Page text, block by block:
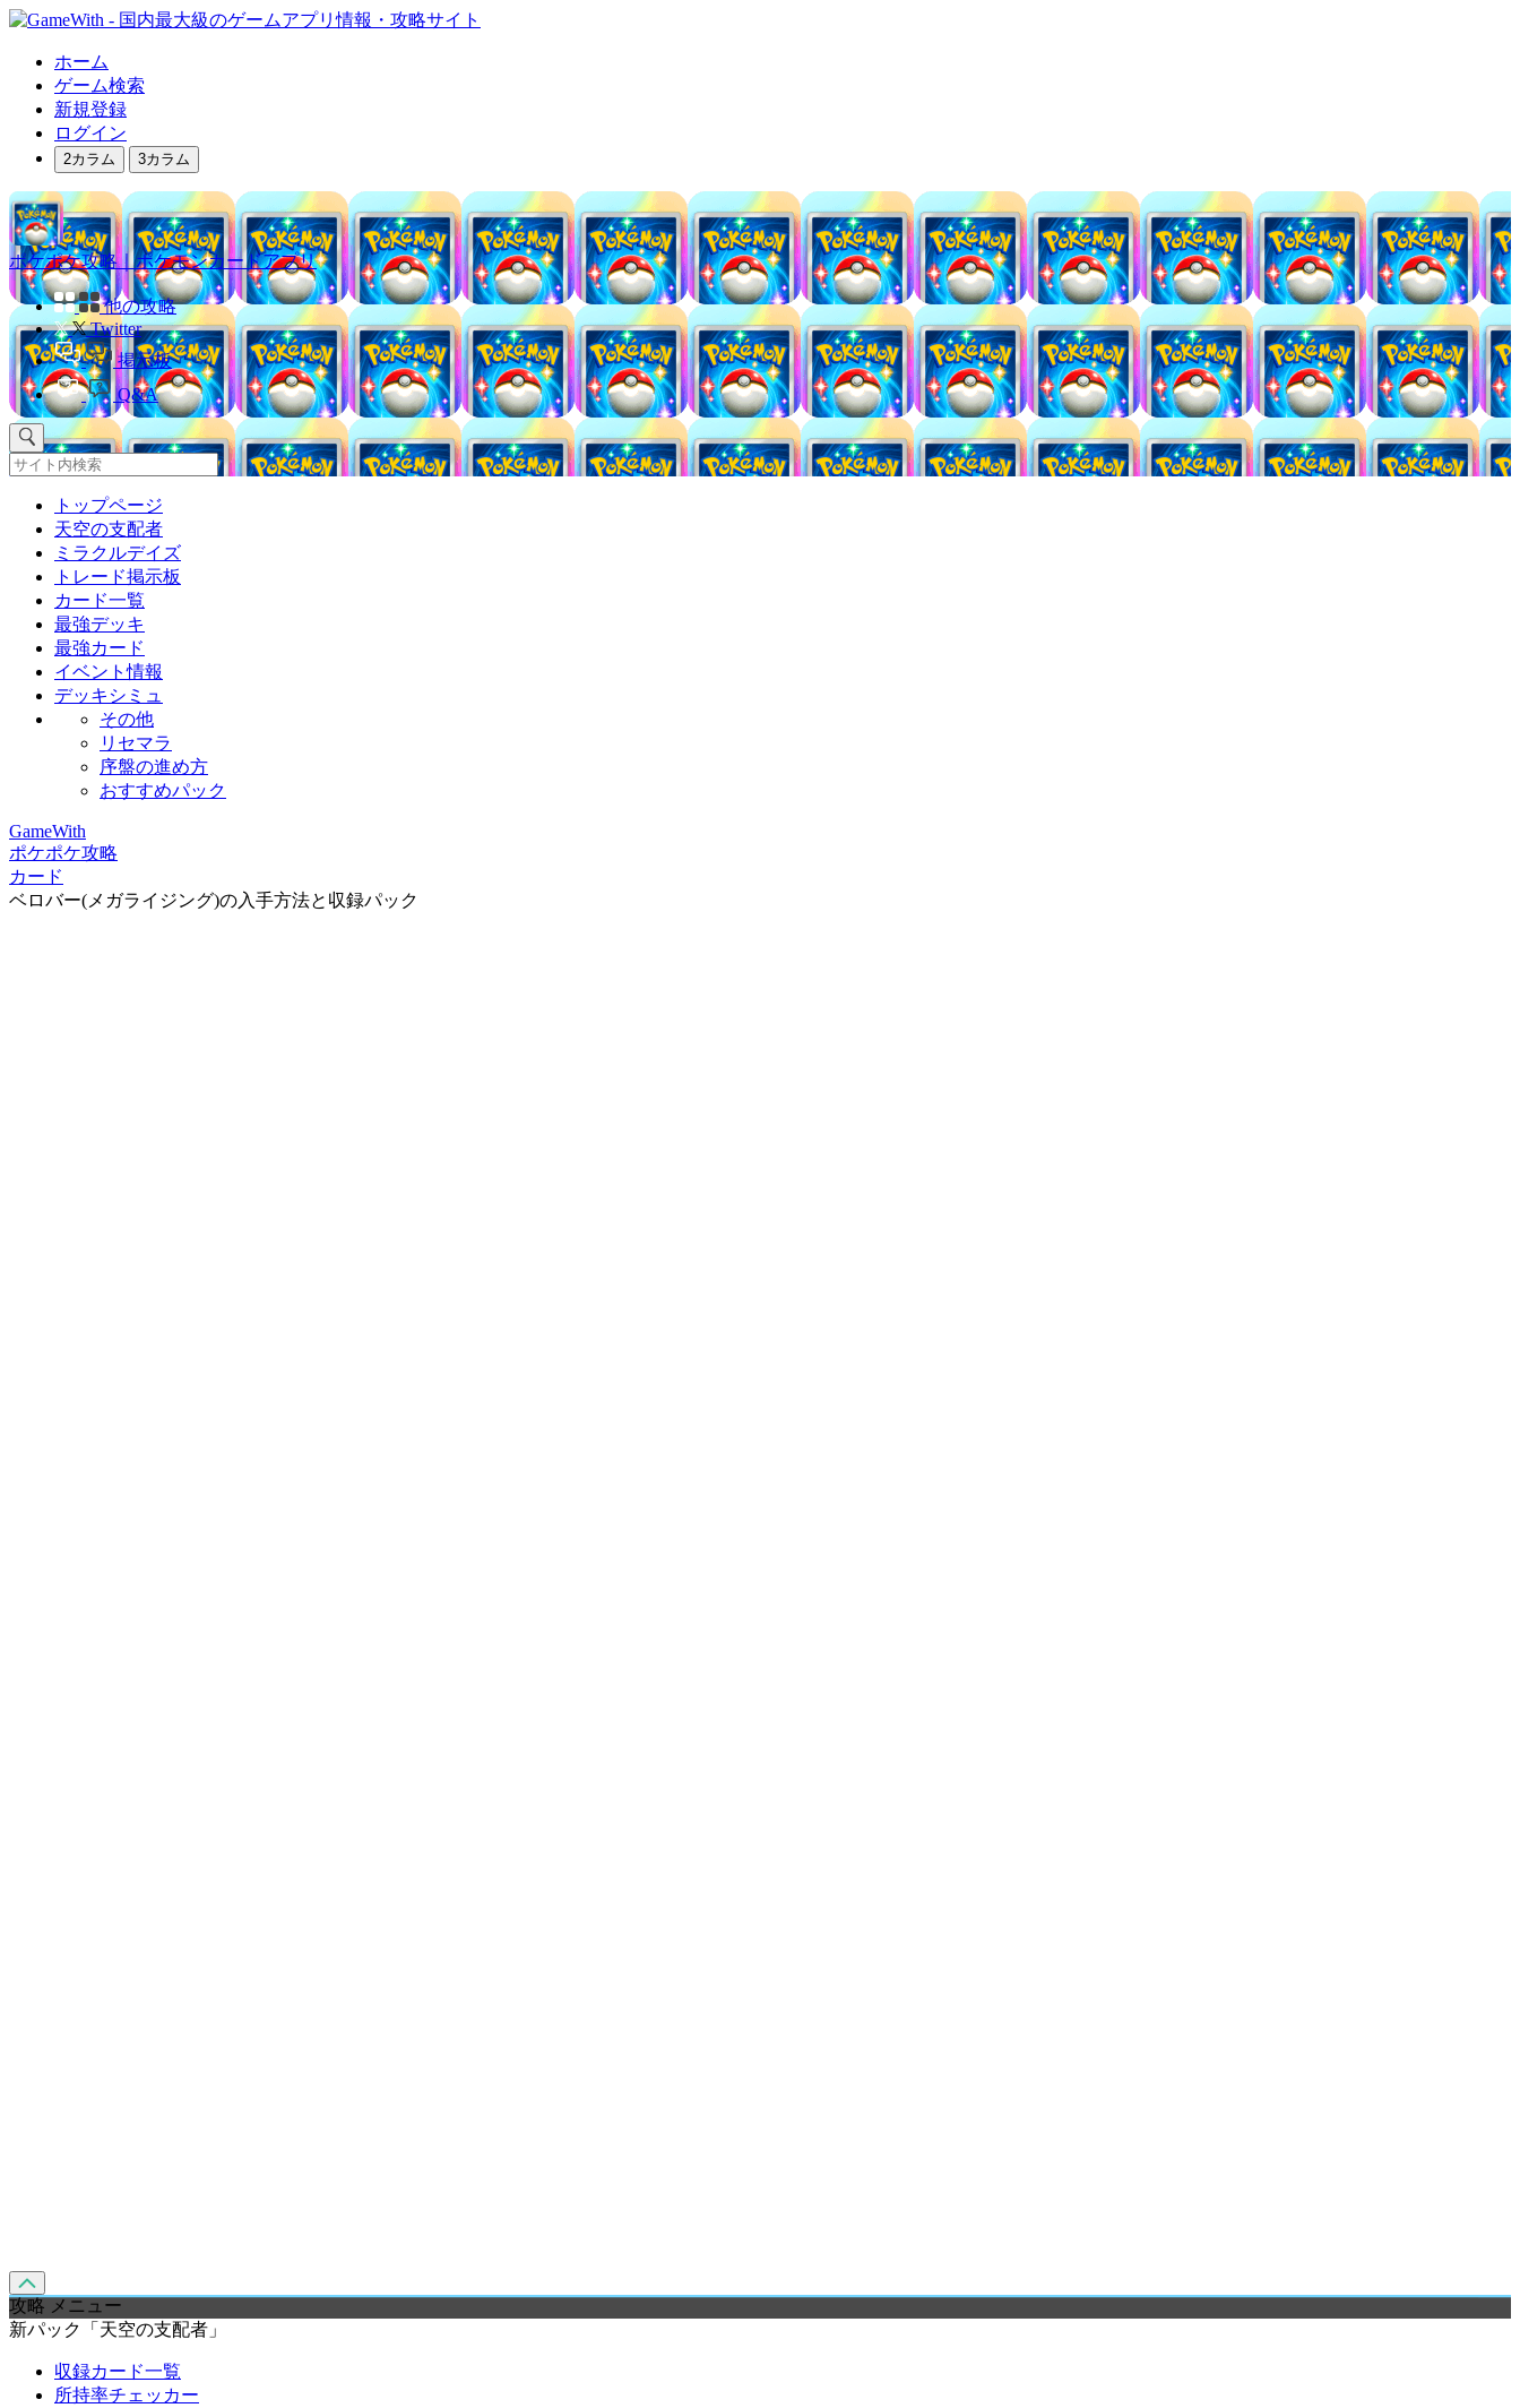
ホーム
ゲーム検索
新規登録
ログイン
2カラム 3カラム
ポケポケ攻略｜ポケモンカードアプリ
他の攻略
Twitter
掲示板
Q&A
トップページ
天空の支配者
ミラクルデイズ
トレード掲示板
カード一覧
最強デッキ
最強カード
イベント情報
デッキシミュ
その他
リセマラ
序盤の進め方
おすすめパック
GameWith
ポケポケ攻略
カード
ベロバー(メガライジング)の入手方法と収録パック
攻略 メニュー
新パック「天空の支配者」
収録カード一覧
所持率チェッカー